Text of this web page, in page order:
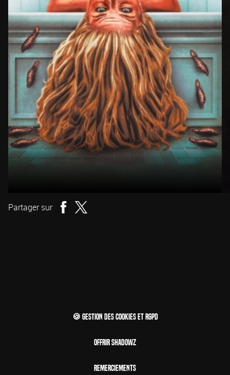
Partager sur
🍪 Gestion des cookies et RGPD
Offrir Shadowz
Remerciements